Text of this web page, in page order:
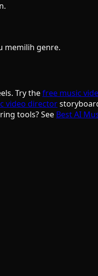
memilih genre.
Try thefree music
video director
tools? See Best AI